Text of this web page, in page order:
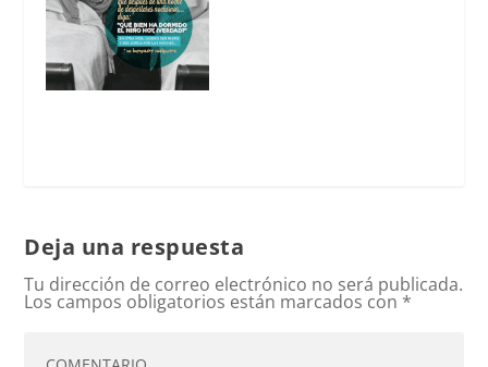
Deja una respuesta
Tu dirección de correo electrónico no será publicada.
Los campos obligatorios están marcados con *